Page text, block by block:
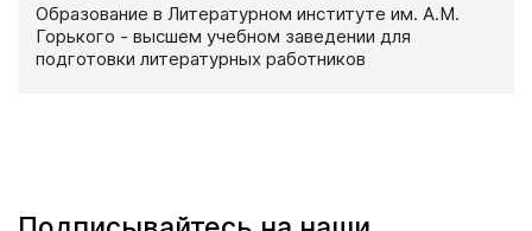
Образование в Литературном институте им. А.М.
Горького - высшем учебном заведении для
подготовки литературных работников